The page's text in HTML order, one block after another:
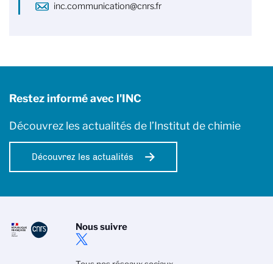
inc.communication@cnrs.fr
Restez informé avec l'INC
Découvrez les actualités de l’Institut de chimie
Découvrez les actualités
Nous suivre